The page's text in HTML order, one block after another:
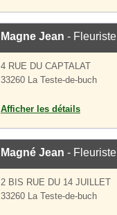
Magne Jean - Fleuriste
4 RUE DU CAPTALAT
33260 La Teste-de-buch
Afficher les détails
Magné Jean - Fleuriste
2 BIS RUE DU 14 JUILLET
33260 La Teste-de-buch